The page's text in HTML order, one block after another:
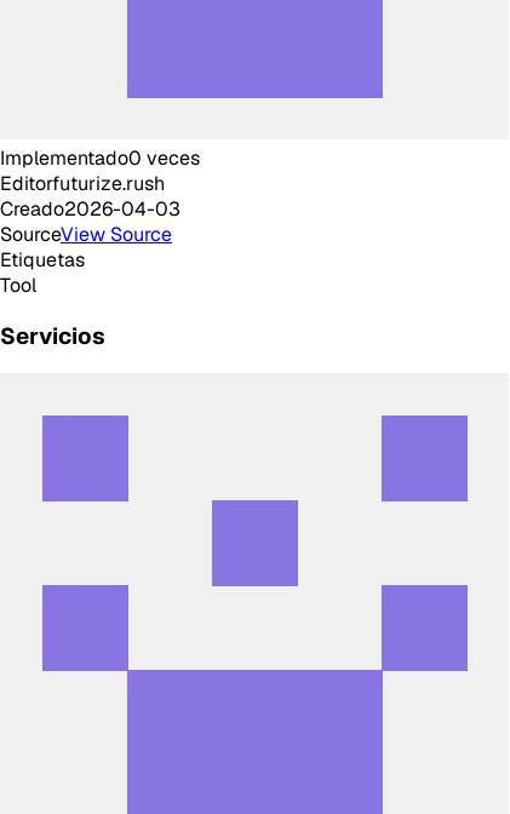
Implementado0 veces
Editorfuturize.rush
Creado2026-04-03
SourceView Source
Etiquetas
Tool
Servicios